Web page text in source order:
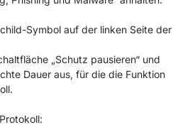
Symbol auf der linken Seite der
„Schutz pausieren“ und
Dauer aus, für die die Funktion